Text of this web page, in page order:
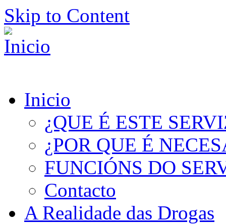
Skip to Content
Inicio
¿QUE É ESTE
¿POR QUE É
FUNCIÓNS DO
Contacto
A Realidade das Drogas